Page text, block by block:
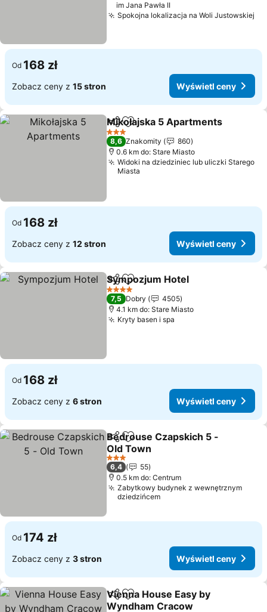
im Jana Pawła II
Spokojna lokalizacja na Woli Justowskiej
Od 168 zł
Zobacz ceny z 15 stron Wyświetl ceny
Udostępnij
Dodaj do ulubionych
Mikołajska 5 Apartments
3 Kategoria
8,6 Znakomity
860
0.6 km do: Stare Miasto
Widoki na dziedziniec lub uliczki Starego
Miasta
Od 168 zł
Zobacz ceny z 12 stron Wyświetl ceny
Udostępnij
Dodaj do ulubionych
Sympozjum Hotel
4 Kategoria
7,5 Dobry
4505
4.1 km do: Stare Miasto
Kryty basen i spa
Od 168 zł
Zobacz ceny z 6 stron Wyświetl ceny
Udostępnij
Dodaj do ulubionych
Bedrouse Czapskich 5 -
Old Town
Wyświetl ceny
3 Kategoria
6,4
55
0.5 km do: Centrum
Zabytkowy budynek z wewnętrznym
dziedzińcem
Od 174 zł
Zobacz ceny z 3 stron Wyświetl ceny
Udostępnij
Dodaj do ulubionych
Vienna House Easy by
Wyndham Cracow